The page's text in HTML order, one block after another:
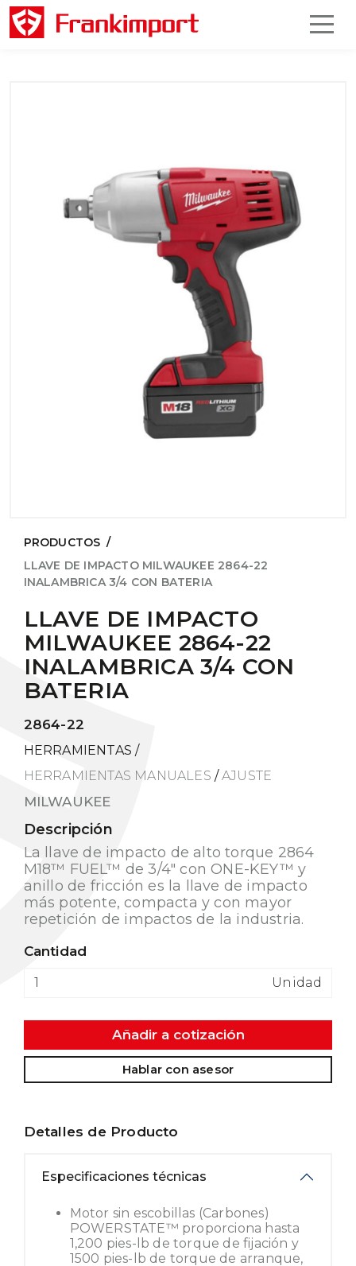
PRODUCTOS /
LLAVE DE IMPACTO MILWAUKEE 2864-22
INALAMBRICA 3/4 CON BATERIA
LLAVE DE IMPACTO
MILWAUKEE 2864-22
INALAMBRICA 3/4 CON
BATERIA
2864-22
HERRAMIENTAS /
HERRAMIENTAS MANUALES / AJUSTE
MILWAUKEE
Descripción
La llave de impacto de alto torque 2864
M18™ FUEL™ de 3/4" con ONE-KEY™ y
anillo de fricción es la llave de impacto
más potente, compacta y con mayor
repetición de impactos de la industria.
Cantidad
Unidad
Añadir a cotización
Hablar con asesor
Detalles de Producto
Especificaciones técnicas
Motor sin escobillas (Carbones)
POWERSTATE™ proporciona hasta
1,200 pies-lb de torque de fijación y
1500 pies-lb de torque de arranque,